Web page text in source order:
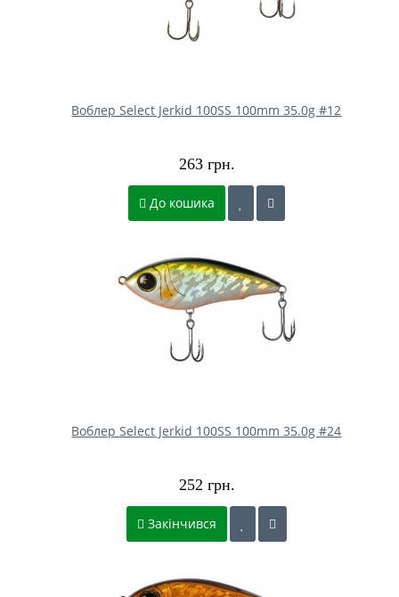
Воблер Select Jerkid 100SS 100mm 35.0g #12
263 грн.
До кошика
Воблер Select Jerkid 100SS 100mm 35.0g #24
252 грн.
Закінчився